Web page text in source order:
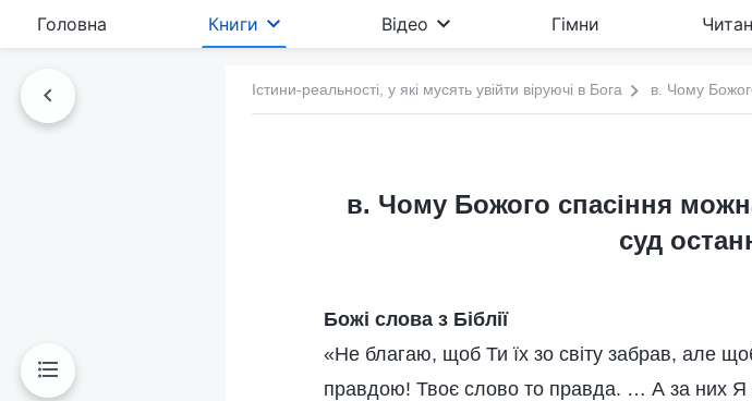
Головна Книги Відео Гімни
Істини-реальності, у які мусять увійти віруючі в Бога
в. Чому Божого спасіння
суд
Божі слова з Біблії
«Не благаю, щоб Ти їх зо світу забрав, але
правдою! Твоє слово то правда. … А за них